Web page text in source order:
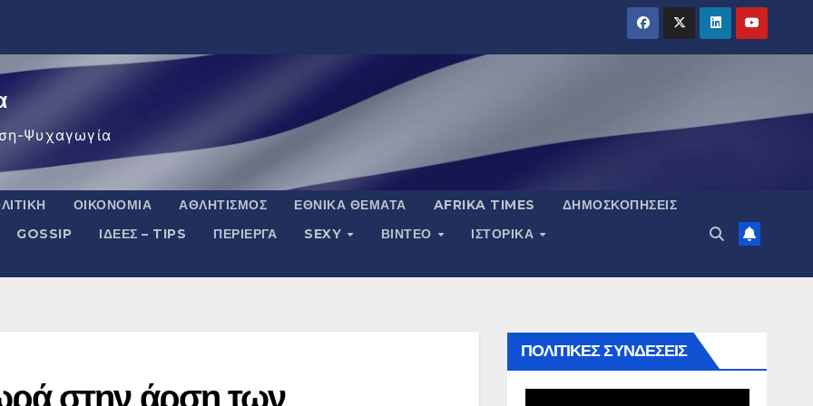
Ψυχαγωγία
ΟΙΚΟΝΟΜΊΑ ΑΘΛΗΤΙΣΜΌΣ ΕΘΝΙΚΆ ΘΈΜΑΤΑ AFRIKA TIMES
ΔΗΜΟΣΚΟΠΉΣΕΙΣ
GOSSIP ΙΔΈΕΣ – TIPS ΠΕΡΊΕΡΓΑ SEXY ΒΙΝΤΕΟ
ΙΣΤΟΡΙΚΆ
στην άρση των
ΠΟΛΙΤΙΚΕΣ ΣΥΝΔΕΣΕΙΣ